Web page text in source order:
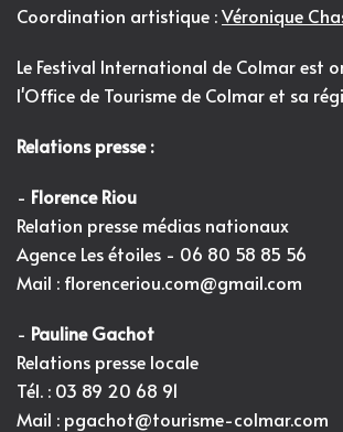
Coordination artistique :Véronique
Le Festival International de Colmar est
l'Office de Tourisme de Colmar et sa
Relations presse :
- Florence Riou
Relation presse médias nationaux
Agence Les étoiles - 06 80 58 85 56
Mail : florenceriou.com@gmail.com
- Pauline Gachot
Relations presse locale
Tél. : 03 89 20 68 91
Mail : pgachot@tourisme-colmar.com